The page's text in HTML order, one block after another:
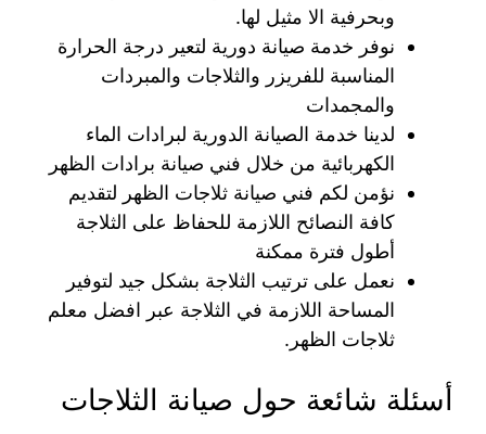
وبحرفية الا مثيل لها.
نوفر خدمة صيانة دورية لتعير درجة الحرارة
المناسبة للفريزر والثلاجات والمبردات
والمجمدات
لدينا خدمة الصيانة الدورية لبرادات الماء
الكهربائية من خلال فني صيانة برادات الظهر
نؤمن لكم فني صيانة ثلاجات الظهر لتقديم
كافة النصائح اللازمة للحفاظ على الثلاجة
أطول فترة ممكنة
نعمل على ترتيب الثلاجة بشكل جيد لتوفير
المساحة اللازمة في الثلاجة عبر افضل معلم
ثلاجات الظهر.
أسئلة شائعة حول صيانة الثلاجات